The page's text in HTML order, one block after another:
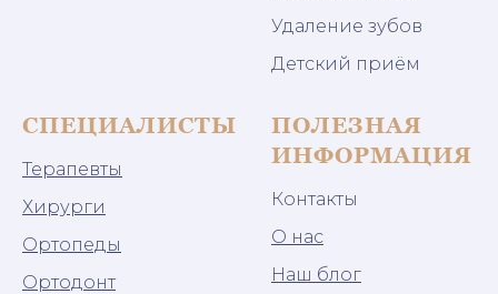
Удаление зубов
Детский приём
СПЕЦИАЛИСТЫ
Терапевты
Хирурги
Ортопеды
Ортодонт
ПОЛЕЗНАЯ
ИНФОРМАЦИЯ
Контакты
О нас
Наш блог